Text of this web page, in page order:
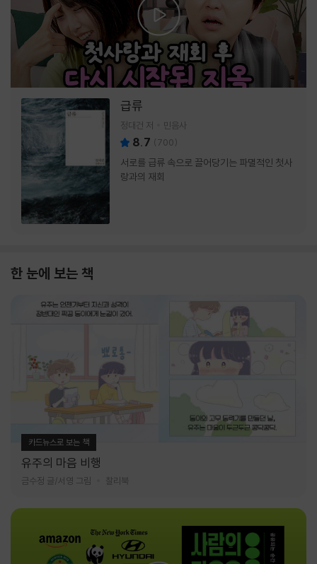
급류
정대건 저 민음사
8.7 (700)
서로를 급류 속으로 끌어당기는 파멸적인 첫사
랑과의 재회
한 눈에 보는 책
카드뉴스로 보는 책
유주의 마음 비행
금수정 글/서영 그림 찰리북